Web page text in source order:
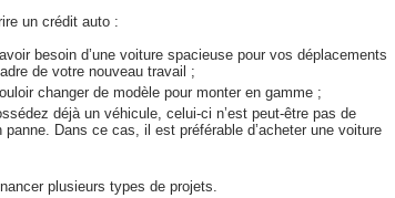
un crédit auto :
besoin d’une voiture spacieuse pour vos déplacements
de votre nouveau travail ;
changer de modèle pour monter en gamme ;
déjà un véhicule, celui-ci n’est peut-être pas de
Dans ce cas, il est préférable d’acheter une voiture
plusieurs types de projets.